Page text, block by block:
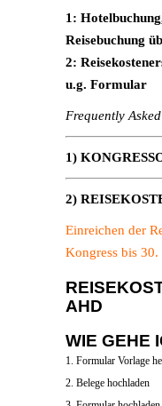
1:
Reisebuchung
2:
u.g. Formular
Frequently
1)
2)
Einreichen der
Kongress bis
AHD
WIE GEHE
1. Formular Vorlage
2. Belege hochladen